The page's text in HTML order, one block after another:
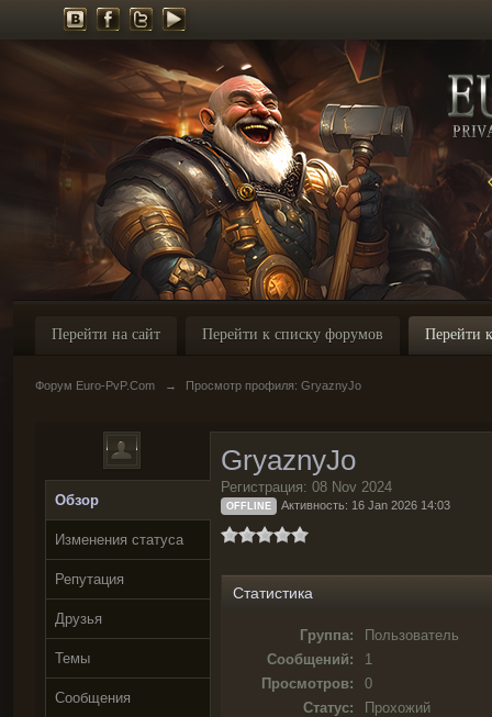
Перейти на сайт Перейти к списку форумов Перейти
Форум Euro-PvP.Com → Просмотр профиля: GryaznyJo
Обзор
Изменения статуса
Репутация
Друзья
Темы
Сообщения
GryaznyJo
Регистрация: 08 Nov 2024
OFFLINE Активность: 16 Jan 2026 14:03
Статистика
Группа:
Пользователь
Сообщений:
1
Просмотров:
0
Статус:
Прохожий